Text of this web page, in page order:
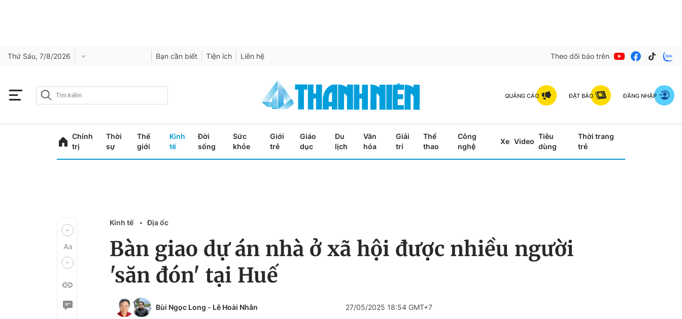
Thứ Sáu, 7/8/2026 Bạn cần biết Tiện ích Liên hệ Theo dõi báo trên
QUẢNG CÁO ĐẶT BÁO ĐĂNG NHẬP
Chính
trị
Thời
sự
Thế
giới
Kinh
tế
Đời
sống
Sức
khỏe
Giới
trẻ
Giáo
dục
Du
lịch
Văn
hóa
Giải
trí
Thể
thao
Công
nghệ
Xe Video
Tiêu
dùng
Thời trang
trẻ
Kinh tế Địa ốc
Bàn giao dự án nhà ở xã hội được nhiều người
'săn đón' tại Huế
Bùi Ngọc Long - Lê Hoài Nhân 27/05/2025 18:54 GMT+7